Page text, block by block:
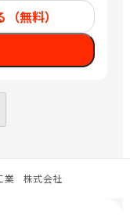
無料）
業 株式会社